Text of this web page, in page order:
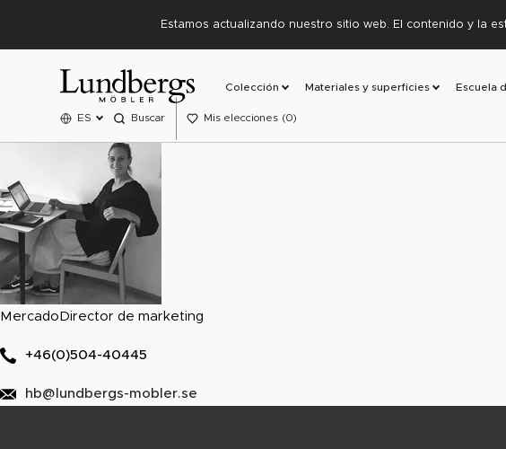
Estamos actualizando nuestro sitio web. El contenido y la
Colección Materiales y superficies Escuela
ES Buscar Mis elecciones 0
Mercado Director de marketing
+46(0)504-40445
hb@lundbergs-mobler.se